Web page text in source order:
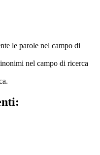
le parole nel campo di
nel campo di ricerca